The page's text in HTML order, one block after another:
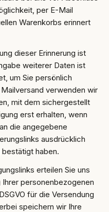
per E-Mail
Warenkorbs erinnert
dieser Erinnerung ist
weiterer Daten ist
um Sie persönlich
verwenden wir
mit dem sichergestellt
erst erhalten, wenn
die angegebene
ausdrücklich
haben.
erteilen Sie uns
Ihrer personenbezogenen
für die Versendung
speichern wir Ihre